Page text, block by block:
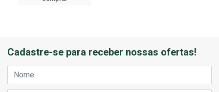
Cadastre-se para receber nossas ofertas!